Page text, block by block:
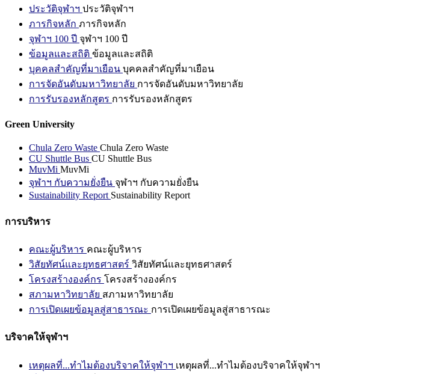
ประวัติจุฬาฯ ประวัติจุฬาฯ
ภารกิจหลัก ภารกิจหลัก
จุฬาฯ 100 ปี จุฬาฯ 100 ปี
ข้อมูลและสถิติ ข้อมูลและสถิติ
บุคคลสำคัญที่มาเยือน บุคคลสำคัญที่มาเยือน
การจัดอันดับมหาวิทยาลัย การจัดอันดับมหาวิทยาลัย
การรับรองหลักสูตร การรับรองหลักสูตร
Green University
Chula Zero Waste Chula Zero Waste
CU Shuttle Bus CU Shuttle Bus
MuvMi MuvMi
จุฬาฯ กับความยั่งยืน จุฬาฯ กับความยั่งยืน
Sustainability Report Sustainability Report
การบริหาร
คณะผู้บริหาร คณะผู้บริหาร
วิสัยทัศน์และยุทธศาสตร์ วิสัยทัศน์และยุทธศาสตร์
โครงสร้างองค์กร โครงสร้างองค์กร
สภามหาวิทยาลัย สภามหาวิทยาลัย
การเปิดเผยข้อมูลสู่สาธารณะ การเปิดเผยข้อมูลสู่สาธารณะ
บริจาคให้จุฬาฯ
เหตุผลที่...ทำไมต้องบริจาคให้จุฬาฯ เหตุผลที่...ทำไมต้องบริจาคให้จุฬาฯ